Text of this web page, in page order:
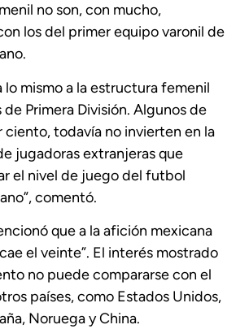
no son, con mucho,
los del primer equipo varonil de
lo mismo a la estructura femenil
Primera División. Algunos de
ciento, todavía no invierten en la
jugadoras extranjeras que
el nivel de juego del futbol
comentó.
que a la afición mexicana
el veinte”. El interés mostrado
no puede compararse con el
países, como Estados Unidos,
Noruega y China.